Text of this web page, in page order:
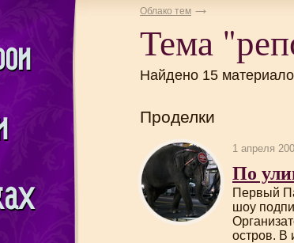
Облако тем
Тема
Найдено 15
Проделки
1 апреля
По
Первый
шоу
остров. В